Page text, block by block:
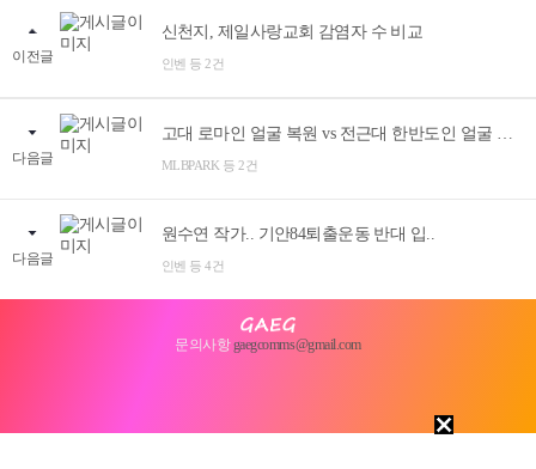
이전글
신천지, 제일사랑교회 감염자 수 비교
인벤 등 2건
다음글
고대 로마인 얼굴 복원 vs 전근대 한반도인 얼굴 복원
MLBPARK 등 2건
다음글
원수연 작가.. 기안84퇴출운동 반대 입..
인벤 등 4건
문의사항gaegcomms@gmail.com